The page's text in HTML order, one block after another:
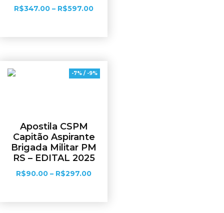
R$347.00 – R$597.00
-7% / -9%
Apostila CSPM
Capitão Aspirante
Brigada Militar PM
RS – EDITAL 2025
R$90.00 – R$297.00